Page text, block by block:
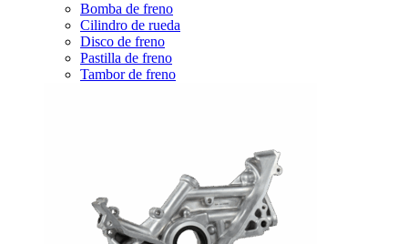
Bomba de freno
Cilindro de rueda
Disco de freno
Pastilla de freno
Tambor de freno